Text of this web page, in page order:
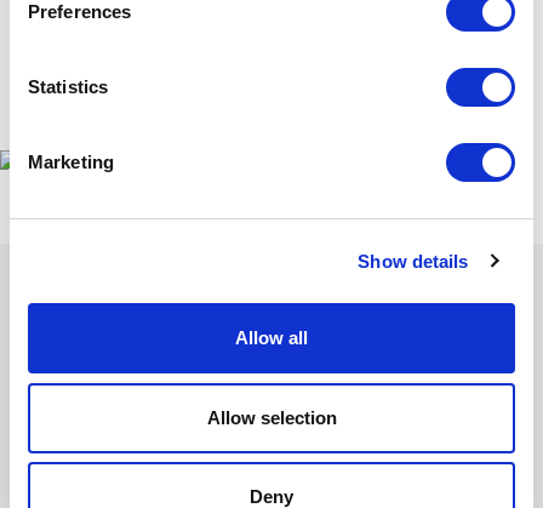
Preferences
Statistics
Marketing
Show details
Allow all
Allow selection
Deny
Inspírate con nuestra newsletter
Suscríbete para descubrir nuestras últimas colecciones y
colaboraciones. Historias de diseño y sostenibilidad que aportan e
inspiran.